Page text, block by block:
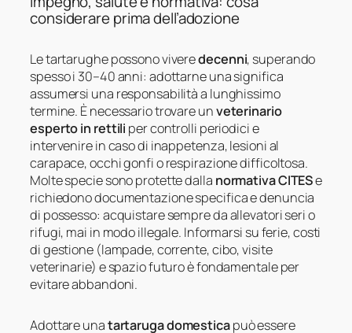
considerare prima dell’adozione
Le tartarughe possono viveredecenni, superando
spesso i 30–40 anni: adottarne una significa
assumersi una responsabilità a lunghissimo
termine. È necessario trovare unveterinario
esperto in rettili per controlli periodici e
intervenire in caso di inappetenza, lesioni al
carapace, occhi gonfi o respirazione difficoltosa.
Molte specie sono protette dalla normativa CITESe
richiedono documentazione specifica e denuncia
di possesso: acquistare sempre da allevatori seri o
rifugi, mai in modo illegale. Informarsi su ferie, costi
di gestione (lampade, corrente, cibo, visite
veterinarie) e spazio futuro è fondamentale per
evitare abbandoni.
Adottare unatartaruga domesticapuò essere